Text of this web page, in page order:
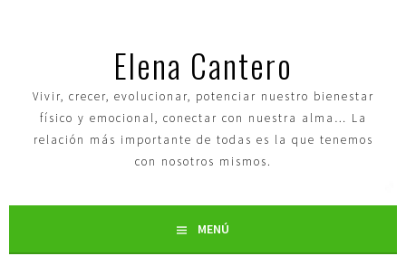
Elena Cantero
Vivir, crecer, evolucionar, potenciar nuestro bienestar
físico y emocional, conectar con nuestra alma… La
relación más importante de todas es la que tenemos
con nosotros mismos.
MENÚ